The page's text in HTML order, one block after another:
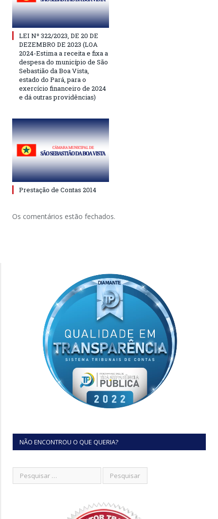
LEI Nº 322/2023, DE 20 DE
DEZEMBRO DE 2023 (LOA
2024-Estima a receita e fixa a
despesa do município de São
Sebastião da Boa Vista,
estado do Pará, para o
exercício financeiro de 2024
e dá outras providências)
Prestação de Contas 2014
Os comentários estão fechados.
NÃO ENCONTROU O QUE QUERIA?